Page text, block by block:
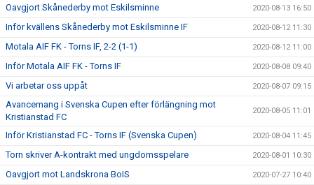
Oavgjort Skånederby mot Eskilsminne 2020-08-13 16:50
Inför kvällens Skånederby mot Eskilsminne IF 2020-08-12 11:30
Motala AIF FK - Torns IF, 2-2 (1-1) 2020-08-12 11:00
Inför Motala AIF FK - Torns IF 2020-08-08 09:40
Vi arbetar oss uppåt 2020-08-07 09:15
Avancemang i Svenska Cupen efter förlängning mot
Kristianstad FC
2020-08-05 11:01
Inför Kristianstad FC - Torns IF (Svenska Cupen) 2020-08-04 11:45
Torn skriver A-kontrakt med ungdomsspelare 2020-08-01 10:30
Oavgjort mot Landskrona BoIS 2020-07-27 10:40